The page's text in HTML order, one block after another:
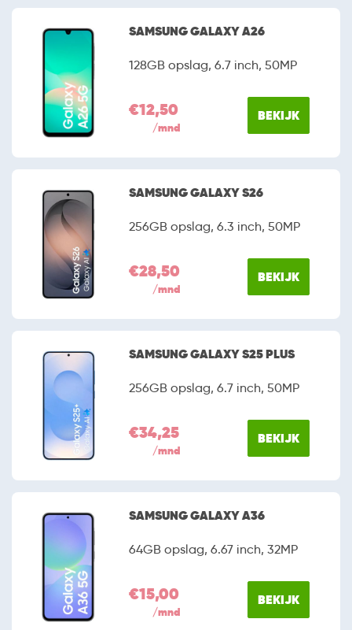
SAMSUNG GALAXY A26
128GB opslag, 6.7 inch, 50MP
€12,50
/mnd
BEKIJK
SAMSUNG GALAXY S26
256GB opslag, 6.3 inch, 50MP
€28,50
/mnd
BEKIJK
SAMSUNG GALAXY S25 PLUS
256GB opslag, 6.7 inch, 50MP
€34,25
/mnd
BEKIJK
SAMSUNG GALAXY A36
64GB opslag, 6.67 inch, 32MP
€15,00
/mnd
BEKIJK